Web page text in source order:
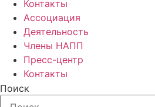
Контакты
Ассоциация
Деятельность
Члены НАПП
Пресс-центр
Контакты
Поиск